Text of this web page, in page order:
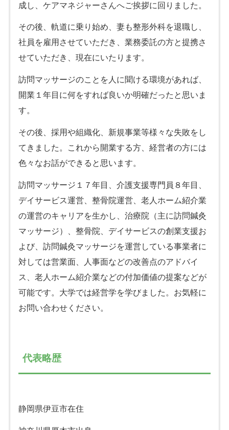
成し、ケアマネジャーさんへご挨拶に回りました。
その後、軌道に乗り始め、妻も整形外科を退職し、
社員を雇用させていただき、業務委託の方と提携さ
せていただき、現在にいたります。
訪問マッサージのことを人に聞ける環境があれば、
開業１年目に何をすれば良いか明確だったと思いま
す。
その後、採用や組織化、新規事業等様々な失敗をし
てきました。これから開業する方、経営者の方には
色々なお話ができると思います。
訪問マッサージ１７年目、介護支援専門員８年目、
デイサービス運営、整骨院運営、老人ホーム紹介業
の運営のキャリアを生かし、治療院（主に訪問鍼灸
マッサージ）、整骨院、デイサービスの創業支援お
よび、訪問鍼灸マッサージを運営している事業者に
対しては営業面、人事面などの改善点のアドバイ
ス、老人ホーム紹介業などの付加価値の提案などが
可能です。大学では経営学を学びました。お気軽に
お問い合わせください。
代表略歴
静岡県伊豆市在住